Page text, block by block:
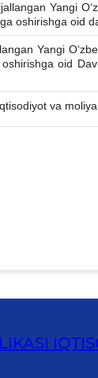
Yangi
oshirishga oid
Yangi
oshirishga oid
va